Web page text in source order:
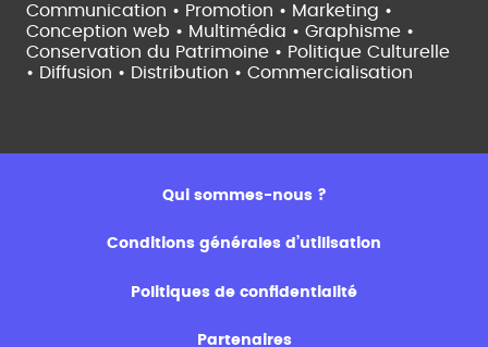
Communication • Promotion • Marketing •
Conception web • Multimédia • Graphisme •
Conservation du Patrimoine • Politique Culturelle
• Diffusion • Distribution • Commercialisation
Qui sommes-nous ?
Conditions générales d’utilisation
Politiques de confidentialité
Partenaires